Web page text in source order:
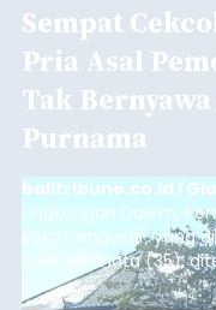
Sempat
Pria Asal
Tak
Purnama
balitribune.co.id I
Lingkungan Dalem,
Kota Denpasar, yang
Dedi Wiranata (35),
pesisir Pantai